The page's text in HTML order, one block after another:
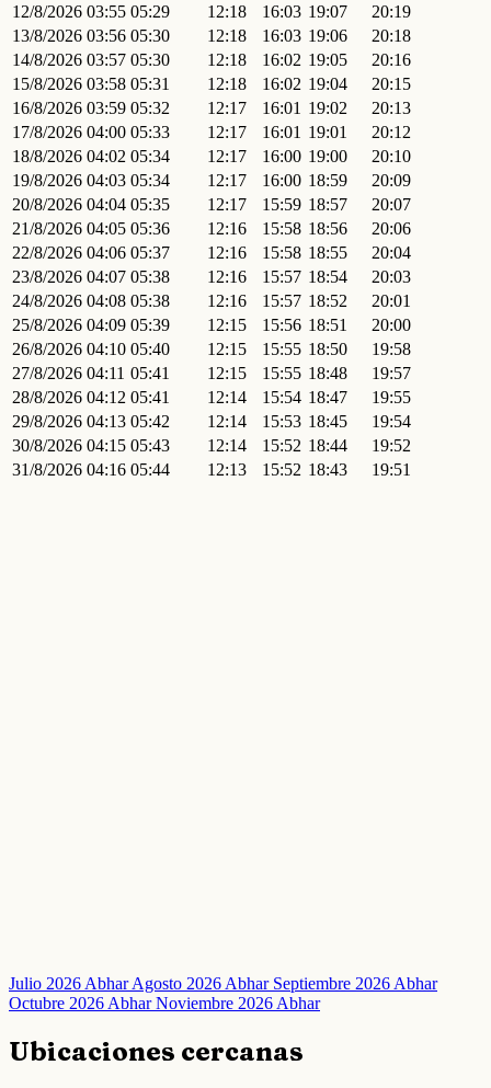
12/8/2026 03:55 05:29 12:18 16:03 19:07
20:19
13/8/2026 03:56 05:30 12:18 16:03 19:06
20:18
14/8/2026 03:57 05:30 12:18 16:02 19:05
20:16
15/8/2026 03:58 05:31 12:18 16:02 19:04
20:15
16/8/2026 03:59 05:32 12:17 16:01 19:02
20:13
17/8/2026 04:00 05:33 12:17 16:01 19:01
20:12
18/8/2026 04:02 05:34 12:17 16:00 19:00
20:10
19/8/2026 04:03 05:34 12:17 16:00 18:59
20:09
20/8/2026 04:04 05:35 12:17 15:59 18:57
20:07
21/8/2026 04:05 05:36 12:16 15:58 18:56
20:06
22/8/2026 04:06 05:37 12:16 15:58 18:55
20:04
23/8/2026 04:07 05:38 12:16 15:57 18:54
20:03
24/8/2026 04:08 05:38 12:16 15:57 18:52
20:01
25/8/2026 04:09 05:39 12:15 15:56 18:51
20:00
26/8/2026 04:10 05:40 12:15 15:55 18:50
19:58
27/8/2026 04:11 05:41 12:15 15:55 18:48
19:57
28/8/2026 04:12 05:41 12:14 15:54 18:47
19:55
29/8/2026 04:13 05:42 12:14 15:53 18:45
19:54
30/8/2026 04:15 05:43 12:14 15:52 18:44
19:52
31/8/2026 04:16 05:44 12:13 15:52 18:43 19:51
Julio 2026 AbharAgosto 2026 Abhar Septiembre 2026 Abhar
Octubre 2026 AbharNoviembre 2026 Abhar
Ubicaciones cercanas